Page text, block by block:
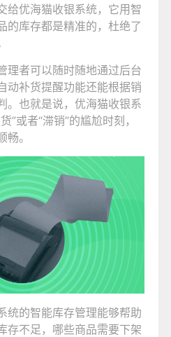
给优海猫收银系统，它用智
的库存都是精准的，杜绝了
理者可以随时随地通过后台
动补货提醒功能还能根据销
。也就是说，优海猫收银系
”或者“滞销”的尴尬时刻，
。
统的智能库存管理能够帮助
存不足，哪些商品需要下架